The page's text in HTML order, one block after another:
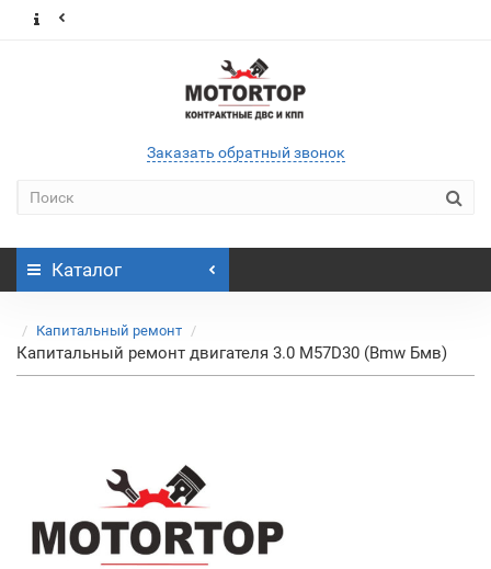
Заказать обратный звонок
Каталог
Капитальный ремонт
Капитальный ремонт двигателя 3.0 M57D30 (Bmw Бмв)